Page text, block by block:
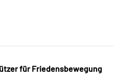
für Friedensbewegung